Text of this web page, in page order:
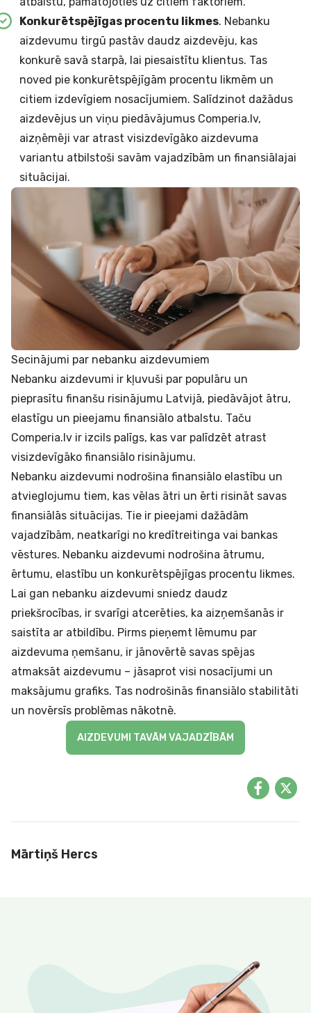
Konkurētspējīgas procentu likmes. Nebanku
aizdevumu tirgū pastāv daudz aizdevēju, kas
konkurē savā starpā, lai piesaistītu klientus. Tas
noved pie konkurētspējīgām procentu likmēm un
citiem izdevīgiem nosacījumiem. Salīdzinot dažādus
aizdevējus un viņu piedāvājumus Comperia.lv,
aizņēmēji var atrast visizdevīgāko aizdevuma
variantu atbilstoši savām vajadzībām un finansiālajai
situācijai.
Secinājumi par nebanku aizdevumiem
Nebanku aizdevumi ir kļuvuši par populāru un
pieprasītu finanšu risinājumu Latvijā, piedāvājot ātru,
elastīgu un pieejamu finansiālo atbalstu. Taču
Comperia.lv ir izcils palīgs, kas var palīdzēt atrast
visizdevīgāko finansiālo risinājumu.
Nebanku aizdevumi nodrošina finansiālo elastību un
atvieglojumu tiem, kas vēlas ātri un ērti risināt savas
finansiālās situācijas. Tie ir pieejami dažādām
vajadzībām, neatkarīgi no kredītreitinga vai bankas
vēstures. Nebanku aizdevumi nodrošina ātrumu,
ērtumu, elastību un konkurētspējīgas procentu likmes.
Lai gan nebanku aizdevumi sniedz daudz
priekšrocības, ir svarīgi atcerēties, ka aizņemšanās ir
saistīta ar atbildību. Pirms pieņemt lēmumu par
aizdevuma ņemšanu, ir jānovērtē savas spējas
atmaksāt aizdevumu – jāsaprot visi nosacījumi un
maksājumu grafiks. Tas nodrošinās finansiālo stabilitāti
un novērsīs problēmas nākotnē.
AIZDEVUMI TAVĀM VAJADZĪBĀM
Mārtiņš Hercs